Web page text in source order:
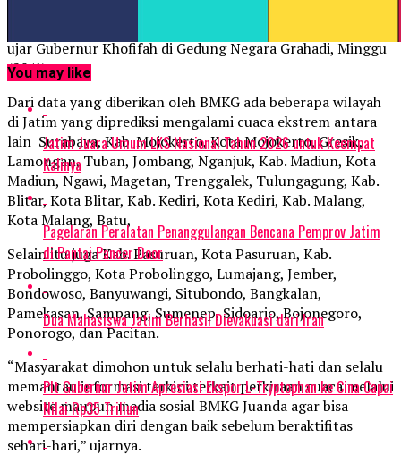
ujar Gubernur Khofifah di Gedung Negara Grahadi, Minggu
(29/1).
Dari data yang diberikan oleh BMKG ada beberapa wilayah
di Jatim yang diprediksi mengalami cuaca ekstrem antara
lain Surabaya, Kab. Mojokerto, Kota Mojokerto, Gresik,
Lamongan, Tuban, Jombang, Nganjuk, Kab. Madiun, Kota
Madiun, Ngawi, Magetan, Trenggalek, Tulungagung, Kab.
Blitar, Kota Blitar, Kab. Kediri, Kota Kediri, Kab. Malang,
Kota Malang, Batu,
Selain itu juga Kab. Pasuruan, Kota Pasuruan, Kab.
Probolinggo, Kota Probolinggo, Lumajang, Jember,
Bondowoso, Banyuwangi, Situbondo, Bangkalan,
Pamekasan, Sampang, Sumenep, Sidoarjo, Bojonegoro,
Ponorogo, dan Pacitan.
“Masyarakat dimohon untuk selalu berhati-hati dan selalu
memantau informasi terkini terkait perkiraan cuaca melalui
website maupun media sosial BMKG Juanda agar bisa
mempersiapkan diri dengan baik sebelum beraktifitas
sehari-hari,” ujarnya.
You may like
Jatim Juara Umum LKS Nasional Tahun 2026 untuk Keempat
Kalinya
Pagelaran Peralatan Penanggulangan Bencana Pemprov Jatim
di Pantai Pancer Door
Dua Mahasiswa Jatim Berhasil Dievakuasi dari Iran
Plt Gubernur Jatim Apresiasi Ekspor L-Tryptophan ke Cina Capai
Nilai Rp35 Triliun